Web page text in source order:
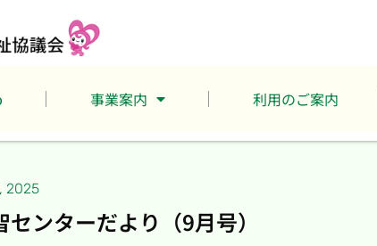
事業案内 利用のご案内
2025
センターだより（9月号）